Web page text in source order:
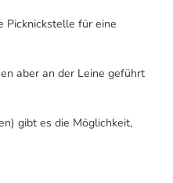
Picknickstelle für eine
aber an der Leine geführt
gibt es die Möglichkeit,